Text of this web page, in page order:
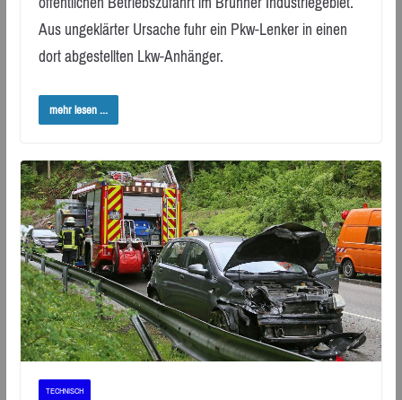
Aus ungeklärter Ursache fuhr ein Pkw-Lenker in einen
dort abgestellten Lkw-Anhänger.
mehr lesen ...
TECHNISCH